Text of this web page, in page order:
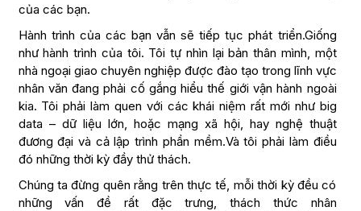
của các bạn.
Hành trình của các bạn vẫn sẽ tiếp tục phát triển.Giống
như hành trình của tôi. Tôi tự nhìn lại bản thân mình, một
nhà ngoại giao chuyên nghiệp được đào tạo trong lĩnh vực
nhân văn đang phải cố gắng hiểu thế giới vận hành ngoài
kia. Tôi phải làm quen với các khái niệm rất mới như big
data – dữ liệu lớn, hoặc mạng xã hội, hay nghệ thuật
đương đại và cả lập trình phần mềm.Và tôi phải làm điều
đó những thời kỳ đầy thử thách.
Chúng ta đừng quên rằng trên thực tế, mỗi thời kỳ đều có
những vấn đề rất đặc trưng, thách thức nhân